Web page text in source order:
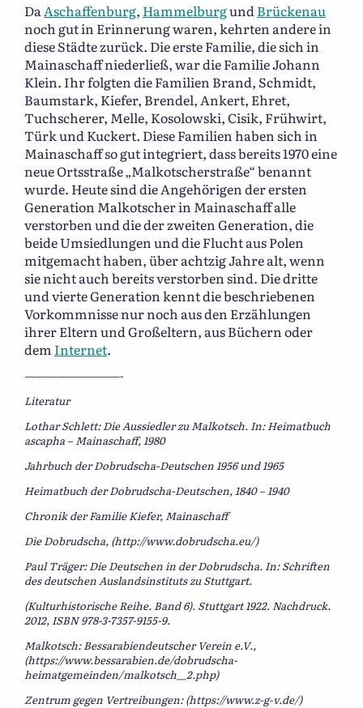
DaAschaffenburg, HammelburgundBrückenau
noch gut in Erinnerung waren, kehrten andere in
diese Städte zurück. Die erste Familie, die sich in
Mainaschaff niederließ, war die Familie Johann
Klein. Ihr folgten die Familien Brand, Schmidt,
Baumstark, Kiefer, Brendel, Ankert, Ehret,
Tuchscherer, Melle, Kosolowski, Cisik, Frühwirt,
Türk und Kuckert. Diese Familien haben sich in
Mainaschaff so gut integriert, dass bereits 1970 eine
neue Ortsstraße „Malkotscherstraße“ benannt
wurde. Heute sind die Angehörigen der ersten
Generation Malkotscher in Mainaschaff alle
verstorben und die der zweiten Generation, die
beide Umsiedlungen und die Flucht aus Polen
mitgemacht haben, über achtzig Jahre alt, wenn
sie nicht auch bereits verstorben sind. Die dritte
und vierte Generation kennt die beschriebenen
Vorkommnisse nur noch aus den Erzählungen
ihrer Eltern und Großeltern, aus Büchern oder
dem Internet.
—————————-
Literatur
Lothar Schlett: Die Aussiedler zu Malkotsch. In: Heimatbuch
ascapha – Mainaschaff, 1980
Jahrbuch der Dobrudscha-Deutschen 1956 und 1965
Heimatbuch der Dobrudscha-Deutschen, 1840 – 1940
Chronik der Familie Kiefer, Mainaschaff
Die Dobrudscha, (http://www.dobrudscha.eu/)
Paul Träger: Die Deutschen in der Dobrudscha. In: Schriften
des deutschen Auslandsinstituts zu Stuttgart.
(Kulturhistorische Reihe. Band 6). Stuttgart 1922. Nachdruck.
2012, ISBN 978-3-7357-9155-9.
Malkotsch: Bessarabiendeutscher Verein e.V.,
(https://www.bessarabien.de/dobrudscha-
heimatgemeinden/malkotsch__2.php)
Zentrum gegen Vertreibungen: (https://www.z-g-v.de/)